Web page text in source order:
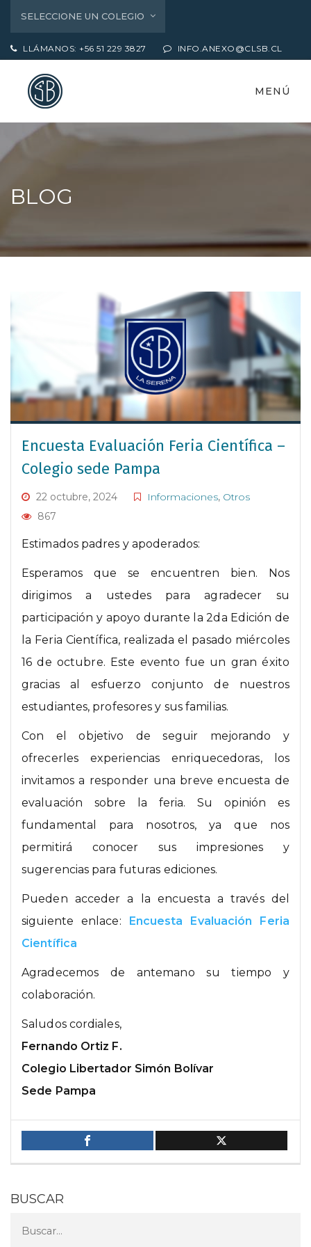
SELECCIONE UN COLEGIO
LLÁMANOS: +56 51 229 3827 INFO.ANEXO@CLSB.CL
MENÚ
BLOG
Encuesta Evaluación Feria Científica –
Colegio sede Pampa
22 octubre, 2024 Informaciones, Otros
867
Estimados padres y apoderados:
Esperamos que se encuentren bien. Nos
dirigimos a ustedes para agradecer su
participación y apoyo durante la 2da Edición de
la Feria Científica, realizada el pasado miércoles
16 de octubre. Este evento fue un gran éxito
gracias al esfuerzo conjunto de nuestros
estudiantes, profesores y sus familias.
Con el objetivo de seguir mejorando y
ofrecerles experiencias enriquecedoras, los
invitamos a responder una breve encuesta de
evaluación sobre la feria. Su opinión es
fundamental para nosotros, ya que nos
permitirá conocer sus impresiones y
sugerencias para futuras ediciones.
Pueden acceder a la encuesta a través del
siguiente enlace:
Encuesta Evaluación Feria
Científica
Agradecemos de antemano su tiempo y
colaboración.
Saludos cordiales,
Fernando Ortiz F.
Colegio Libertador Simón Bolívar
Sede Pampa
BUSCAR